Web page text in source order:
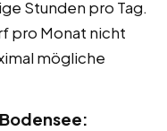
Stunden pro Tag.
pro Monat nicht
mögliche